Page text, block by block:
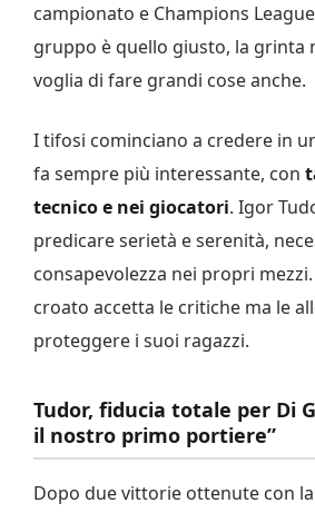
campionato e Champions
gruppo è quello giusto, la grinta
voglia di fare grandi cose anche.
I tifosi cominciano a credere in
fa sempre più interessante, con
tecnico e nei giocatori. Igor
predicare serietà e serenità,
consapevolezza nei propri mezzi.
croato accetta le critiche ma le
proteggere i suoi ragazzi.
Tudor, fiducia totale per Di
il nostro primo portiere”
Dopo due vittorie ottenute con